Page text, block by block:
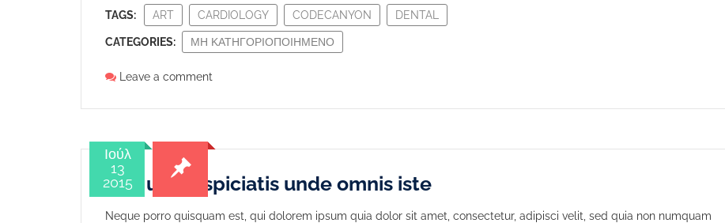
TAGS: ART CARDIOLOGY CODECANYON DENTAL
CATEGORIES: ΜΗ ΚΑΤΗΓΟΡΙΟΠΟΙΗΜΈΝΟ
Leave a comment
Ιούλ
13
2015
Sed ut perspiciatis unde omnis iste
Neque porro quisquam est, qui dolorem ipsum quia dolor sit amet, consectetur, adipisci velit, sed quia non numquam